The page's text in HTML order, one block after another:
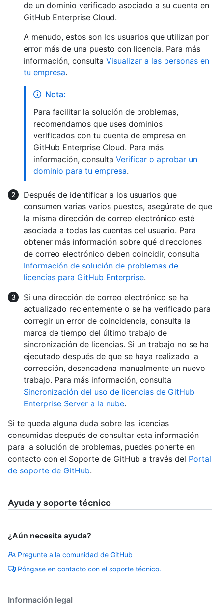
de un dominio verificado asociado a su cuenta en
GitHub Enterprise Cloud.
A menudo, estos son los usuarios que utilizan por
error más de una puesto con licencia. Para más
información, consulta Visualizar a las personas en
tu empresa.
Nota:
Para facilitar la solución de problemas,
recomendamos que uses dominios
verificados con tu cuenta de empresa en
GitHub Enterprise Cloud. Para más
información, consulta Verificar o aprobar un
dominio para tu empresa.
Después de identificar a los usuarios que
consumen varias varios puestos, asegúrate de que
la misma dirección de correo electrónico esté
asociada a todas las cuentas del usuario. Para
obtener más información sobre qué direcciones
de correo electrónico deben coincidir, consulta
Información de solución de problemas de
licencias para GitHub Enterprise.
Si una dirección de correo electrónico se ha
actualizado recientemente o se ha verificado para
corregir un error de coincidencia, consulta la
marca de tiempo del último trabajo de
sincronización de licencias. Si un trabajo no se ha
ejecutado después de que se haya realizado la
corrección, desencadena manualmente un nuevo
trabajo. Para más información, consulta
Sincronización del uso de licencias de GitHub
Enterprise Server a la nube.
Si te queda alguna duda sobre las licencias
consumidas después de consultar esta información
para la solución de problemas, puedes ponerte en
contacto con el Soporte de GitHub a través del Portal
de soporte de GitHub.
Ayuda y soporte técnico
¿Aún necesita ayuda?
Pregunte a la comunidad de GitHub
Póngase en contacto con el soporte técnico.
Información legal